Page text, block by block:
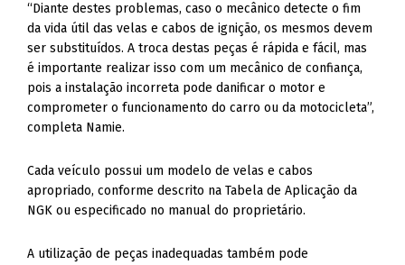
“Diante destes problemas, caso o mecânico detecte o fim
da vida útil das velas e cabos de ignição, os mesmos devem
ser substituídos. A troca destas peças é rápida e fácil, mas
é importante realizar isso com um mecânico de confiança,
pois a instalação incorreta pode danificar o motor e
comprometer o funcionamento do carro ou da motocicleta”,
completa Namie.
Cada veículo possui um modelo de velas e cabos
apropriado, conforme descrito na Tabela de Aplicação da
NGK ou especificado no manual do proprietário.
A utilização de peças inadequadas também pode